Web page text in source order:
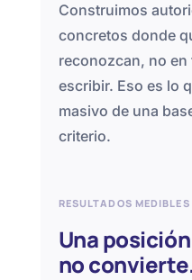
Construimos
concretos donde
reconozcan, no
escribir. Eso es lo
masivo de una
criterio.
RESULTADOS MEDIBLES
Una
no